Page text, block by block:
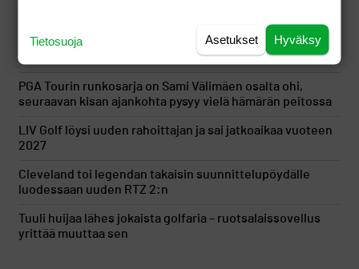
Saku Ellilä otti kaiken ilon irti aamulähdöstä Erkko
Trophyn avauspäivänä
PGA Tourin runkosarja on Sami Välimäen osalta ohi,
seuraavan kisan ajankohta pysyy vielä hämärän peitossa
LIV Golf löysi uuden rahoittajan ja sai jatkoaikaa vuoteen
2027
Cleveland toi legendan takaisin suunnittelupöydälle
luodessaan uuden RTZ 2:n
Tuuli huijaa lähes jokaista golfaria – ruotsalaissovellus
yrittää muuttaa sen
Hyväksy
Asetukset
Tietosuoja